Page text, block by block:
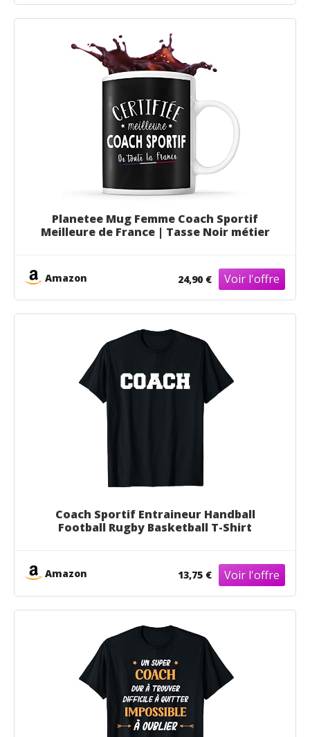
Planetee Mug Femme Coach Sportif
Meilleure de France | Tasse Noir métier
Amazon 24,90 €
Coach Sportif Entraineur Handball
Football Rugby Basketball T-Shirt
Amazon 13,75 €